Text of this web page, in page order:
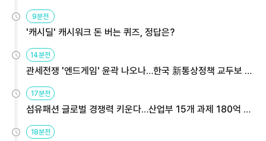
9분전
'캐시딜' 캐시워크 돈 버는 퀴즈, 정답은?
14분전
관세전쟁 '엔드게임' 윤곽 나오나…한국 新통상정책 교두보 활
17분전
섬유패션 글로벌 경쟁력 키운다…산업부 15개 과제 180억 지
18분전